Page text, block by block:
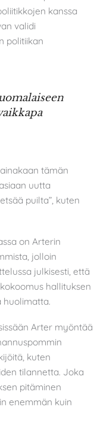
kanssa
validi
politiikan
tämän
uutta
puilta”, kuten
on Arterin
jolloin
julkisesti, että
hallituksen
huolimatta.
Arter myöntää
kuten
tilannetta. Joka
pitäminen
enemmän kuin